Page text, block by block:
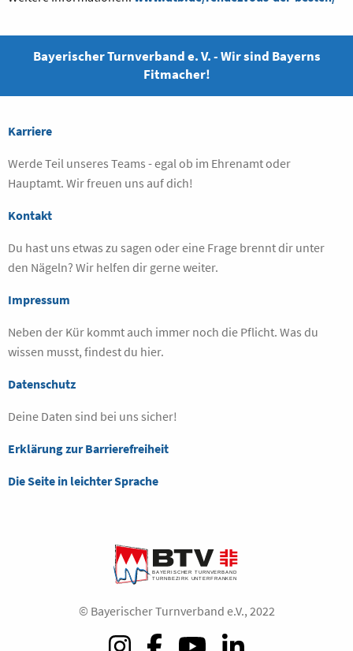
Bayerischer Turnverband e. V. - Wir sind Bayerns
Fitmacher!
Karriere
Werde Teil unseres Teams - egal ob im Ehrenamt oder
Hauptamt. Wir freuen uns auf dich!
Kontakt
Du hast uns etwas zu sagen oder eine Frage brennt dir unter
den Nägeln? Wir helfen dir gerne weiter.
Impressum
Neben der Kür kommt auch immer noch die Pflicht. Was du
wissen musst, findest du hier.
Datenschutz
Deine Daten sind bei uns sicher!
Erklärung zur Barrierefreiheit
Die Seite in leichter Sprache
© Bayerischer Turnverband e.V., 2022